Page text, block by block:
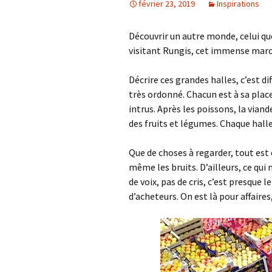
février 23, 2019 Inspirations
Découvrir un autre monde, celui
visitant Rungis, cet immense
Décrire ces grandes halles, c’est
très ordonné. Chacun est à sa
intrus. Après les poissons, la
des fruits et légumes. Chaque
Que de choses à regarder, tout
même les bruits. D’ailleurs, ce qui
de voix, pas de cris, c’est presque
d’acheteurs. On est là pour